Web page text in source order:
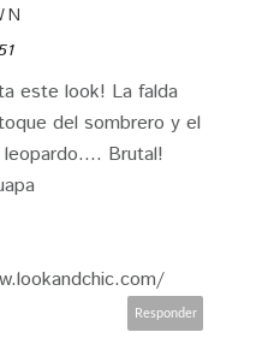
este look! La falda
del sombrero y el
Brutal!
Responder